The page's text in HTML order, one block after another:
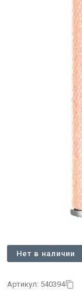
Нет в наличии
Артикул: 540394